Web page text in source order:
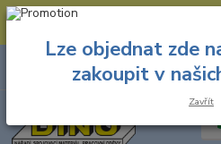
--- Spojovací materiál: 774 431 045 ---
8.00 hod. - 16.00 hod.
Lze objednat zde
zakoupit v
Zavřít